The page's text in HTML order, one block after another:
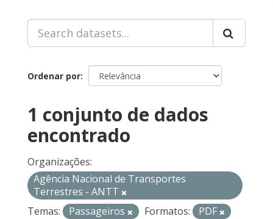
Ordenar por
1 conjunto de dados
encontrado
Organizações:
Agência Nacional de Transportes
Terrestres - ANTT
Temas:
Passageiros Formatos:
PDF